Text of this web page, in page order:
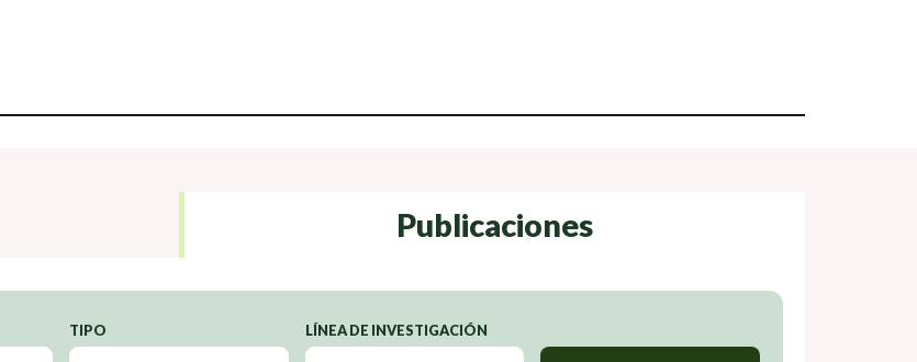
Publicaciones
TIPO LÍNEA DE INVESTIGACIÓN